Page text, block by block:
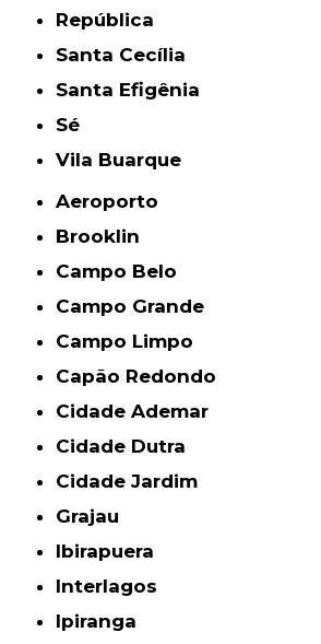
República
Santa Cecília
Santa Efigênia
Sé
Vila Buarque
Aeroporto
Brooklin
Campo Belo
Campo Grande
Campo Limpo
Capão Redondo
Cidade Ademar
Cidade Dutra
Cidade Jardim
Grajau
Ibirapuera
Interlagos
Ipiranga